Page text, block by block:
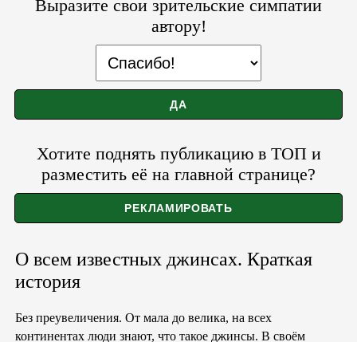
Выразите свои зрительские симпатии
автору!
Хотите поднять публикацию в ТОП и
разместить её на главной странице?
О всем известных джинсах. Краткая
история
Без преувеличения. От мала до велика, на всех
континентах люди знают, что такое джинсы. В своём